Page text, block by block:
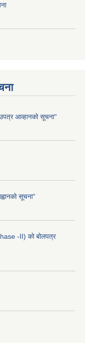
आव्हानको सूचना"
सूचना"
-II) को बोलपत्र